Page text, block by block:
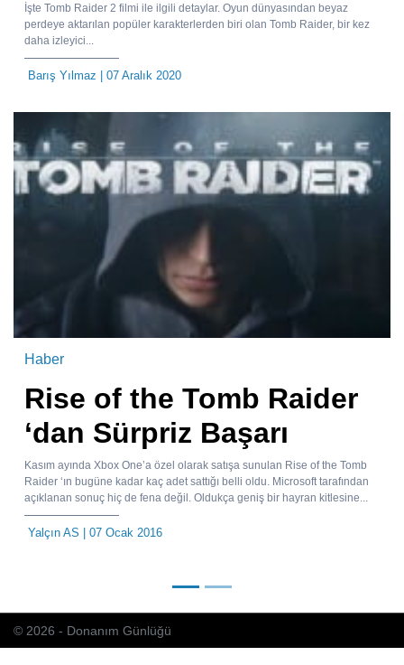
İşte Tomb Raider 2 filmi ile ilgili detaylar. Oyun dünyasından beyaz
perdeye aktarılan popüler karakterlerden biri olan Tomb Raider, bir kez
daha izleyici...
Barış Yılmaz | 07 Aralık 2020
Haber
Rise of the Tomb Raider
‘dan Sürpriz Başarı
Kasım ayında Xbox One’a özel olarak satışa sunulan Rise of the Tomb
Raider ‘ın bugüne kadar kaç adet sattığı belli oldu. Microsoft tarafından
açıklanan sonuç hiç de fena değil. Oldukça geniş bir hayran kitlesine...
Yalçın AS | 07 Ocak 2016
© 2026 - Donanım Günlüğü